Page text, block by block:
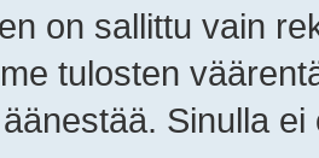
on sallittu vain
tulosten
Sinulla